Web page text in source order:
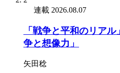
連載 2026.08.07
「戦争と平和のリア
争と想像力」
矢田稔